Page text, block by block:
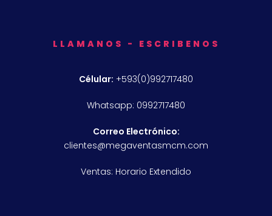
LLAMANOS - ESCRIBENOS
Célular: +593(0)992717480
Whatsapp: 0992717480
Correo Electrónico:
clientes@megaventasmcm.com
Ventas: Horario Extendido